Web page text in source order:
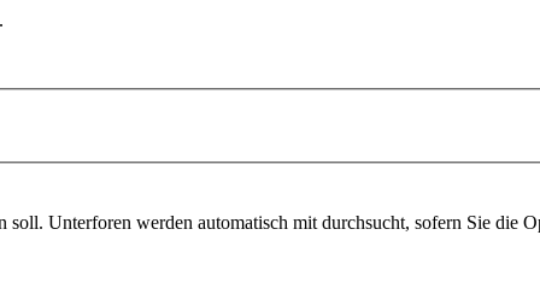
soll. Unterforen werden automatisch mit durchsucht, sofern Sie die